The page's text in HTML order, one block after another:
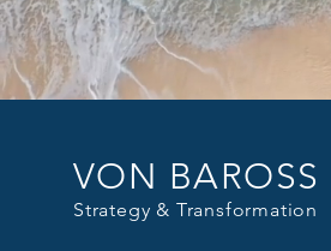
VON BAROSS
Strategy & Transformation